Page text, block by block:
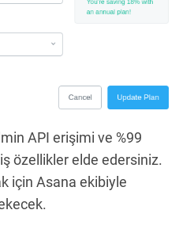
API erişimi ve %99
özellikler elde edersiniz.
için Asana ekibiyle